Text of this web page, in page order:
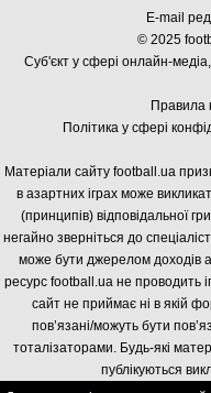
E-mail
© 2025
Суб'єкт у сфері онлайн-медіа,
Правила
Політика у сфері
Матеріали сайту football.ua
в азартних іграх може
(принципів) відповідальної
негайно зверніться до
може бути джерелом доходів
ресурс football.ua не проводить
сайт не приймає ні в якій
пов’язані/можуть бути
тоталізаторами. Будь-які
публікуються